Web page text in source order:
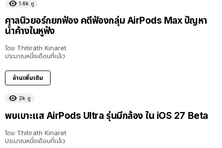
1.6k ดู
ศาลนิวยอร์กยกฟ้อง คดีฟ้องกลุ่ม AirPods Max ปัญหา
น้ำค้างในหูฟัง
โดย Thitirath Kinaret
ประมาณหนึ่งเดือนที่แล้ว
อ่านเพิ่มเติม
2k ดู
พบเบาะแส AirPods Ultra รุ่นมีกล้อง ใน iOS 27 Beta
โดย Thitirath Kinaret
ประมาณหนึ่งเดือนที่แล้ว